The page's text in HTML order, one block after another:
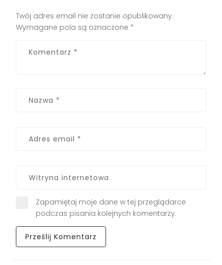
Twój adres email nie zostanie opublikowany.
Wymagane pola są oznaczone *
Zapamiętaj moje dane w tej przeglądarce
podczas pisania kolejnych komentarzy.